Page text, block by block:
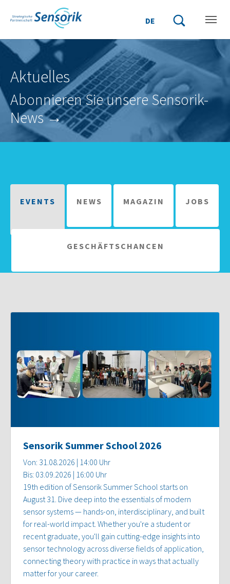
Zum Hauptinhalt springen
Skip to page footer
DE
Suchbegriff
Aktuelles
Abonnieren Sie unsere Sensorik-
News →
EVENTS NEWS MAGAZIN JOBS
GESCHÄFTSCHANCEN
Sensorik Summer School 2026
Von: 31.08.2026 | 14:00 Uhr
Bis: 03.09.2026 | 16:00 Uhr
19th edition of Sensorik Summer School starts on
August 31. Dive deep into the essentials of modern
sensor systems — hands-on, interdisciplinary, and built
for real-world impact. Whether you're a student or
recent graduate, you'll gain cutting-edge insights into
sensor technology across diverse fields of application,
connecting theory with practice in ways that actually
matter for your career.